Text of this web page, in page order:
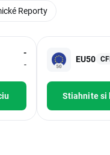
-
-
EU50
Stiahnite si
Reporty